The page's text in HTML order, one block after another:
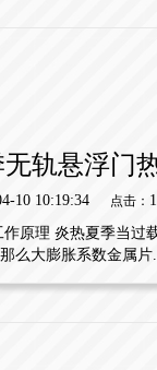
轨悬浮门
10 10:19:34 点击：
原理 炎热夏季当过
么大膨胀系数金属片...